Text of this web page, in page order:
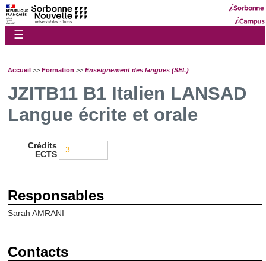
☰
Accueil >> Formation >> Enseignement des langues (SEL)
JZITB11 B1 Italien LANSAD
Langue écrite et orale
Crédits
ECTS
3
Responsables
Sarah AMRANI
Contacts